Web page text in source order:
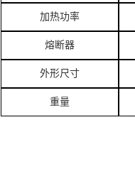
加热功率
熔断器
外形尺寸
重量